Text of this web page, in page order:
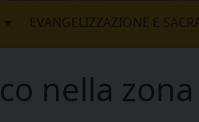
EVANGELIZZAZIONE E
nella